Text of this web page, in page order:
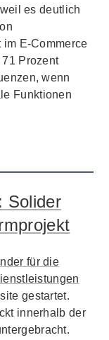
es deutlich
E-Commerce
Prozent
wenn
Funktionen
Solider
für die
gestartet.
innerhalb der